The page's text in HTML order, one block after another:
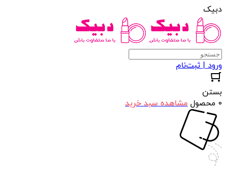
دبیک
ورود | ثبت‌نام
بستن
0 محصول
مشاهده سبد خرید